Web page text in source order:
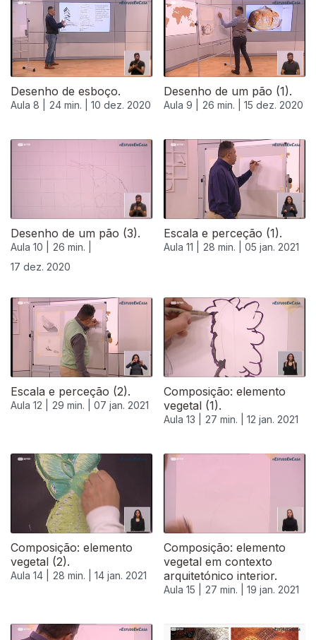
Desenho de esboço.
Aula 8 | 24 min. | 10 dez. 2020
Desenho de um pão (1).
Aula 9 | 26 min. | 15 dez. 2020
Desenho de um pão (3).
Aula 10 |
26 min. |
17 dez. 2020
Escala e perceção (1).
Aula 11 | 28 min. | 05 jan. 2021
515475
Escala e perceção (2).
Aula 12 | 29 min. | 07 jan. 2021
Composição: elemento
vegetal (1).
Aula 13 | 27 min. | 12 jan. 2021
Composição: elemento
vegetal (2).
Aula 14 | 28 min. | 14 jan. 2021
Composição: elemento
vegetal em contexto
arquitetónico interior.
Aula 15 | 27 min. | 19 jan. 2021